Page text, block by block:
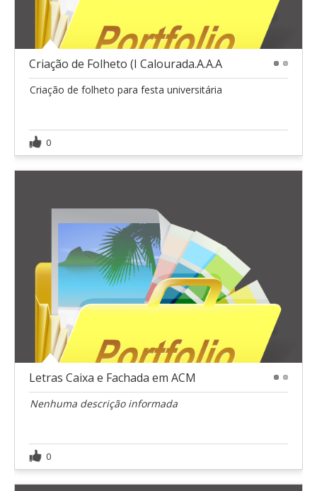
Criação de Folheto (I Calourada.A.A.A
Criação de folheto para festa universitária
0
Letras Caixa e Fachada em ACM
Nenhuma descrição informada
0